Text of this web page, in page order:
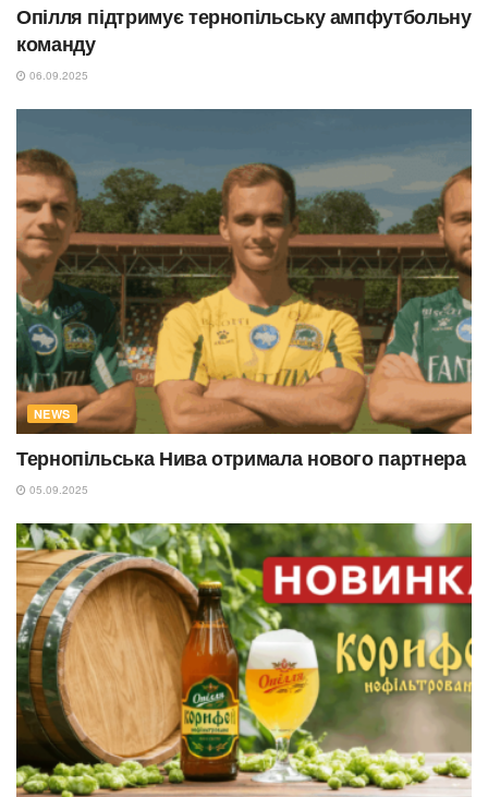
Опілля підтримує тернопільську ампфутбольну
команду
06.09.2025
NEWS
Тернопільська Нива отримала нового партнера
05.09.2025